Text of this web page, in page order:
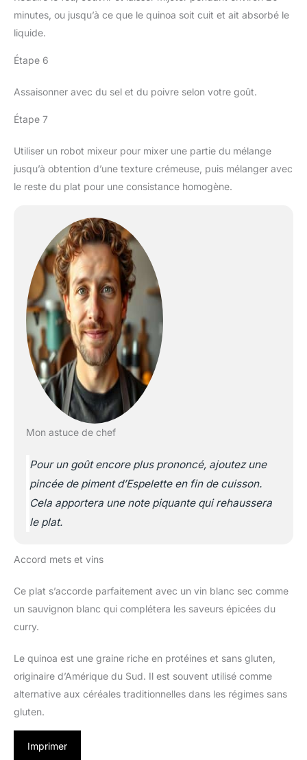
minutes, ou jusqu’à ce que le quinoa soit cuit et ait absorbé le
liquide.
Étape 6
Assaisonner avec du sel et du poivre selon votre goût.
Étape 7
Utiliser un robot mixeur pour mixer une partie du mélange
jusqu’à obtention d’une texture crémeuse, puis mélanger avec
le reste du plat pour une consistance homogène.
Mon astuce de chef
Pour un goût encore plus prononcé, ajoutez une
pincée de piment d’Espelette en fin de cuisson.
Cela apportera une note piquante qui rehaussera
le plat.
Accord mets et vins
Ce plat s’accorde parfaitement avec un vin blanc sec comme
un sauvignon blanc qui complétera les saveurs épicées du
curry.
Le quinoa est une graine riche en protéines et sans gluten,
originaire d’Amérique du Sud. Il est souvent utilisé comme
alternative aux céréales traditionnelles dans les régimes sans
gluten.
Imprimer